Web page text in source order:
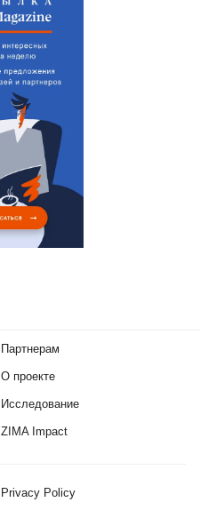
Партнерам
О проекте
Исследование
ZIMA Impact
Privacy Policy